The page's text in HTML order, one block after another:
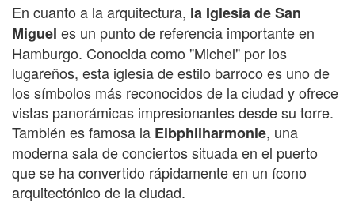
En cuanto a la arquitectura, la Iglesia de San
Miguel es un punto de referencia importante en
Hamburgo. Conocida como "Michel" por los
lugareños, esta iglesia de estilo barroco es uno de
los símbolos más reconocidos de la ciudad y ofrece
vistas panorámicas impresionantes desde su torre.
También es famosa la Elbphilharmonie, una
moderna sala de conciertos situada en el puerto
que se ha convertido rápidamente en un ícono
arquitectónico de la ciudad.